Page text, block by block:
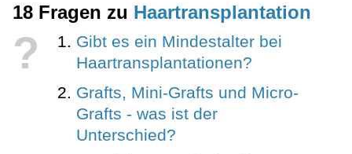
18 Fragen zu Haartransplantation
?
Gibt es ein Mindestalter bei
Haartransplantationen?
Grafts, Mini-Grafts und Micro-
Grafts - was ist der
Unterschied?